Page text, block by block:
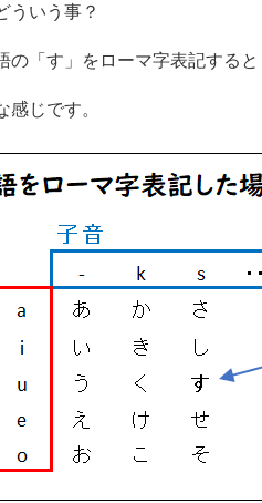
ういう事？
の「す」をローマ字表記する
じです。